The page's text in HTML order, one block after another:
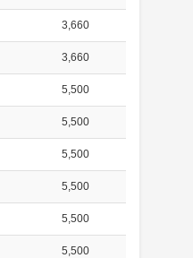
3,660
3,660
5,500
5,500
5,500
5,500
5,500
5,500